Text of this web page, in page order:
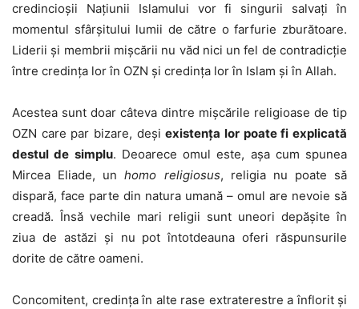
credincioșii Națiunii Islamului vor fi singurii salvați în
momentul sfârșitului lumii de către o farfurie zburătoare.
Liderii și membrii mișcării nu văd nici un fel de contradicție
între credința lor în OZN și credința lor în Islam și în Allah.
Acestea sunt doar câteva dintre mișcările religioase de tip
OZN care par bizare, deșiexistența lor poate fi explicată
destul de simplu. Deoarece omul este, așa cum spunea
Mircea Eliade, unhomo religiosus, religia nu poate să
dispară, face parte din natura umană – omul are nevoie să
creadă. Însă vechile mari religii sunt uneori depășite în
ziua de astăzi și nu pot întotdeauna oferi răspunsurile
dorite de către oameni.
Concomitent, credința în alte rase extraterestre a înflorit și